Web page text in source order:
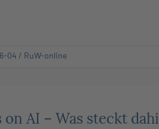
04 / RuW-online
AI – Was steckt